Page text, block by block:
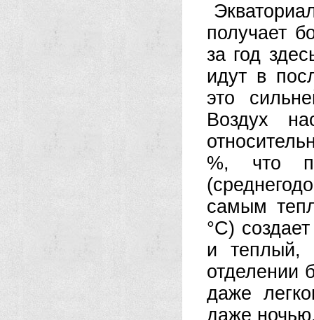
получает
за год
идут в
это
Воздух
%, что
самым
°С)
и теплый,
отделении
даже
даже